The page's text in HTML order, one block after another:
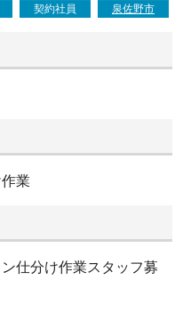
契約社員 泉佐野市
業
仕分け作業スタッフ募